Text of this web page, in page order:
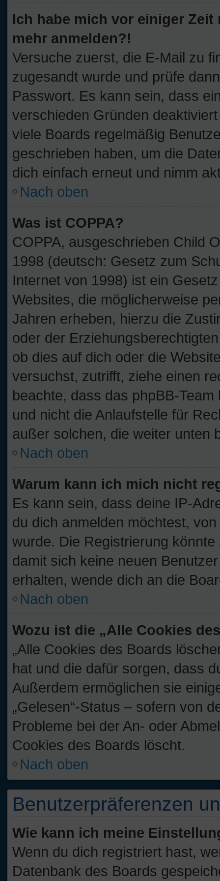
Ich habe mich vor einiger
mehr anmelden?!
Versuche zuerst, die E-Mail zu
zugesandt wurde und prüfe
Passwort. Es kann sein, dass
verschieden Gründen
viele Boards regelmäßig
geschrieben haben, um die
dich einfach erneut und nimm
Nach oben
Was ist COPPA?
COPPA, ausgeschrieben Child
1998 (deutsch: Gesetz zum
Internet von 1998) ist ein
Websites, die möglicherweise
Jahren erheben, hierzu die
oder der
ob dies auf dich oder die
versuchst, zutrifft, ziehe einen
beachte, dass das phpBB-
und nicht die Anlaufstelle für
außer solchen, die weiter unten
Nach oben
Warum kann ich mich nicht
Es kann sein, dass deine IP-
du dich anmelden möchtest,
wurde. Die Registrierung
damit sich keine neuen
erhalten, wende dich an die
Nach oben
Wozu ist die „Alle Cookies
„Alle Cookies des Boards
hat und die dafür sorgen, dass
Außerdem ermöglichen sie
„Gelesen“-Status – sofern von
Probleme bei der An- oder
Cookies des Boards löscht.
Nach oben
Benutzerpräferenzen
Wie kann ich meine
Wenn du dich registriert hast,
Datenbank des Boards